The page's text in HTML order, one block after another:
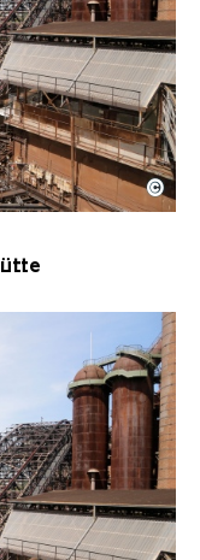
Hütte mit
Hütte | Karl
©